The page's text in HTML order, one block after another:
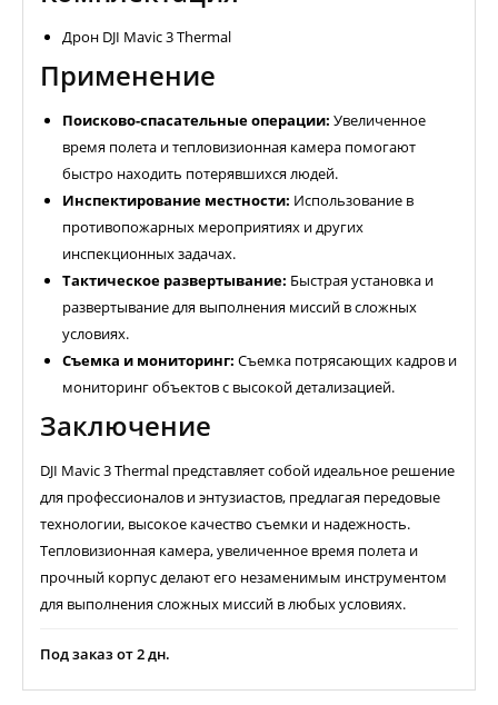
Дрон DJI Mavic 3 Thermal
Применение
Поисково-спасательные операции: Увеличенное
время полета и тепловизионная камера помогают
быстро находить потерявшихся людей.
Инспектирование местности: Использование в
противопожарных мероприятиях и других
инспекционных задачах.
Тактическое развертывание: Быстрая установка и
развертывание для выполнения миссий в сложных
условиях.
Съемка и мониторинг: Съемка потрясающих кадров и
мониторинг объектов с высокой детализацией.
Заключение
DJI Mavic 3 Thermal представляет собой идеальное решение
для профессионалов и энтузиастов, предлагая передовые
технологии, высокое качество съемки и надежность.
Тепловизионная камера, увеличенное время полета и
прочный корпус делают его незаменимым инструментом
для выполнения сложных миссий в любых условиях.
Под заказ от 2 дн.